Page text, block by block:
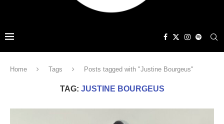
Home Tags Posts tagged with "Justine Bourgeus"
TAG: JUSTINE BOURGEUS